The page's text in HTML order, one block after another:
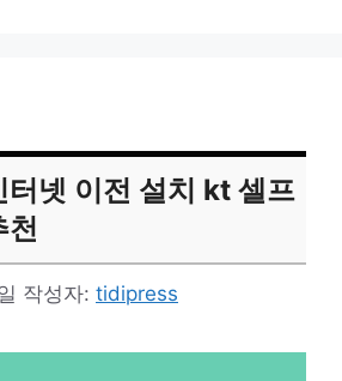
터넷 이전 설치 kt 셀프
천
작성자: tidipress